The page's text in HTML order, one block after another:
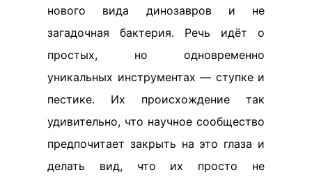
нового вида динозавров и не
загадочная бактерия. Речь идёт о
простых, но одновременно
уникальных инструментах — ступке и
пестике. Их происхождение так
удивительно, что научное сообщество
предпочитает закрыть на это глаза и
делать вид, что их просто не